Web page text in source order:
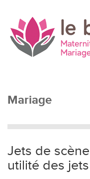
Mariage
Jets de
utilité des